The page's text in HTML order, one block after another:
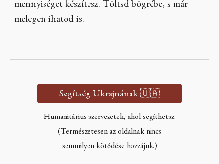
mennyiséget készítesz. Töltsd bögrébe, s már
melegen ihatod is.
Segítség Ukrajnának 🇺🇦
Humanitárius szervezetek, ahol segíthetsz.
(Természetesen az oldalnak nincs
semmilyen kötődése hozzájuk.)